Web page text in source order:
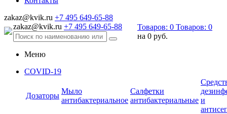
zakaz@kvik.ru +7 495 649-65-88
zakaz@kvik.ru +7 495 649-65-88 Товаров: 0 Товаров: 0
на 0 руб.
Меню
COVID-19
Дозаторы
Мыло
антибактериальное
Салфетки
антибактериальные и